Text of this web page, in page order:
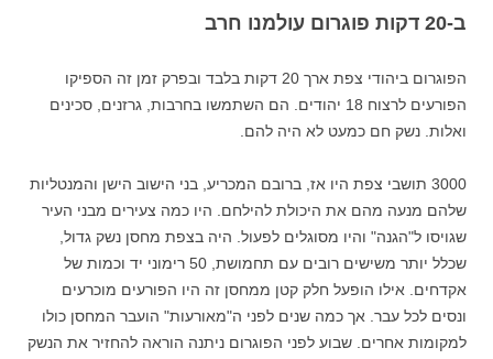
ב-20 דקות פוגרום עולמנו חרב
הפוגרום ביהודי צפת ארך 20 דקות בלבד ובפרק זמן זה הספיקו
הפורעים לרצוח 18 יהודים. הם השתמשו בחרבות, גרזנים, סכינים
ואלות. נשק חם כמעט לא היה להם.
3000 תושבי צפת היו אז, ברובם המכריע, בני הישוב הישן והמנטליות
שלהם מנעה מהם את היכולת להילחם. היו כמה צעירים מבני העיר
שגויסו ל"הגנה" והיו מסוגלים לפעול. היה בצפת מחסן נשק גדול,
שכלל יותר משישים רובים עם תחמושת, 50 רימוני יד וכמות של
אקדחים. אילו הופעל חלק קטן ממחסן זה היו הפורעים מוכרעים
ונסים לכל עבר. אך כמה שנים לפני ה"מאורעות" הועבר המחסן כולו
למקומות אחרים. שבוע לפני הפוגרום ניתנה הוראה להחזיר את הנשק